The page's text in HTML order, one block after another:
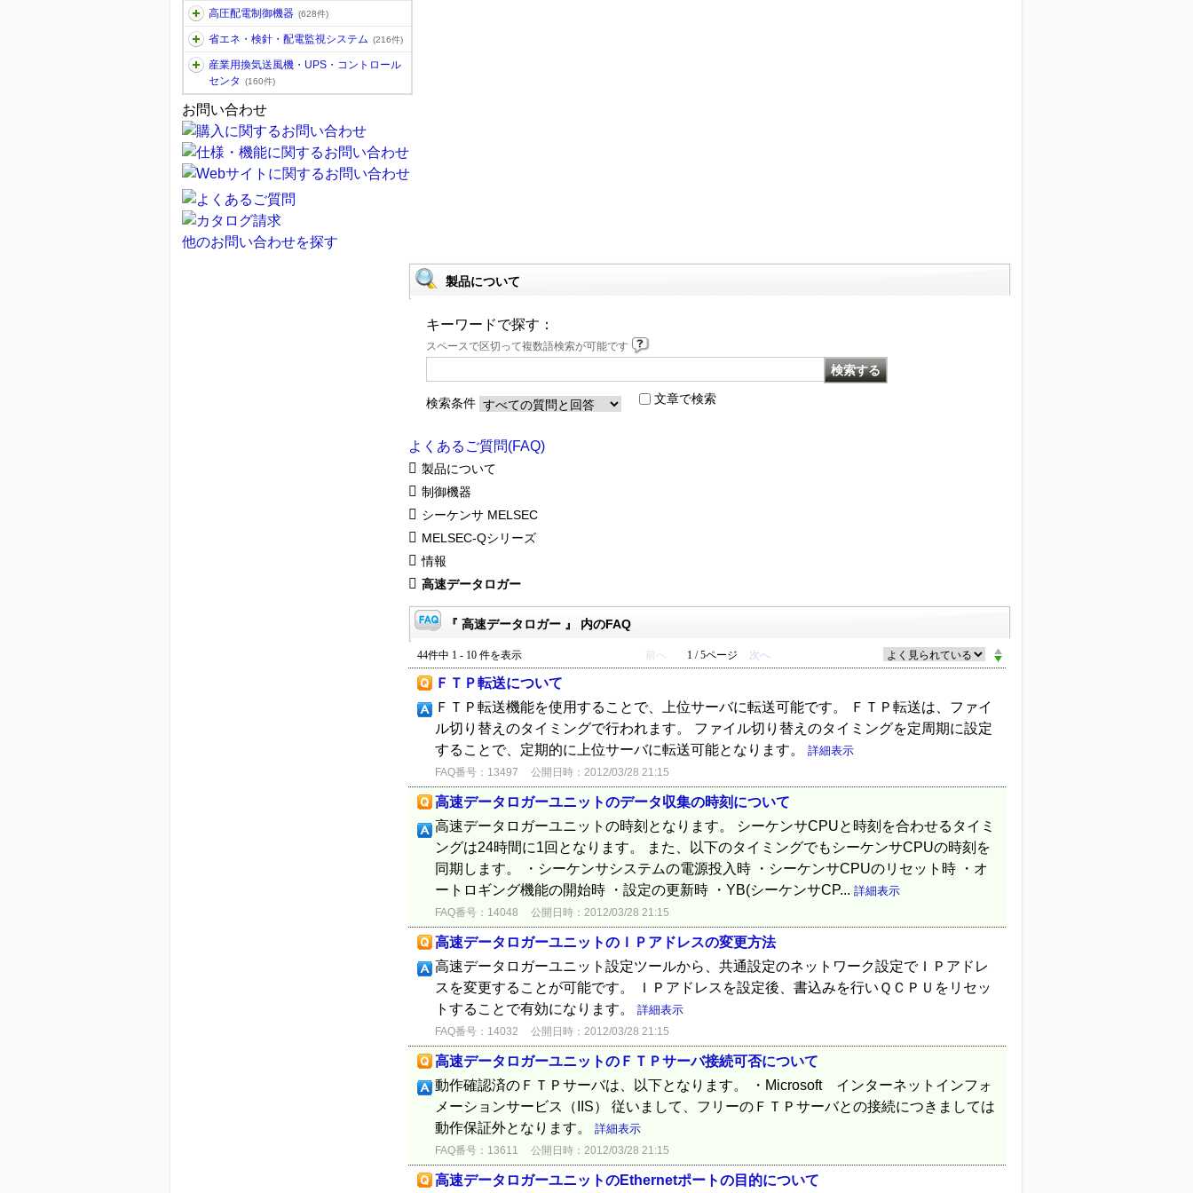
高圧配電制御機器 (628件)
省エネ・検針・配電監視システム (216件)
産業用換気送風機・UPS・コントロール
センタ
(160件)
お問い合わせ
他のお問い合わせを探す
製品について
キーワードで探す：
スペースで区切って複数語検索が可能です
検索条件 文章で検索
よくあるご質問(FAQ)
製品について
制御機器
シーケンサ MELSEC
MELSEC-Qシリーズ
情報
高速データロガー
『 高速データロガー 』 内のFAQ
44件中 1 - 10 件を表示 前へ 1 / 5ページ 次へ
ＦＴＰ転送について
ＦＴＰ転送機能を使用することで、上位サーバに転送可能です。 ＦＴＰ転送は、ファイ
ル切り替えのタイミングで行われます。 ファイル切り替えのタイミングを定周期に設定
することで、定期的に上位サーバに転送可能となります。 詳細表示
FAQ番号：13497 公開日時：2012/03/28 21:15
高速データロガーユニットのデータ収集の時刻について
高速データロガーユニットの時刻となります。 シーケンサCPUと時刻を合わせるタイミ
ングは24時間に1回となります。 また、以下のタイミングでもシーケンサCPUの時刻を
同期します。 ・シーケンサシステムの電源投入時 ・シーケンサCPUのリセット時 ・オ
ートロギング機能の開始時 ・設定の更新時 ・YB(シーケンサCP... 詳細表示
FAQ番号：14048 公開日時：2012/03/28 21:15
高速データロガーユニットのＩＰアドレスの変更方法
高速データロガーユニット設定ツールから、共通設定のネットワーク設定でＩＰアドレ
スを変更することが可能です。 ＩＰアドレスを設定後、書込みを行いＱＣＰＵをリセッ
トすることで有効になります。 詳細表示
FAQ番号：14032 公開日時：2012/03/28 21:15
高速データロガーユニットのＦＴＰサーバ接続可否について
動作確認済のＦＴＰサーバは、以下となります。 ・Microsoft インターネットインフォ
メーションサービス（IIS） 従いまして、フリーのＦＴＰサーバとの接続につきましては
動作保証外となります。 詳細表示
FAQ番号：13611 公開日時：2012/03/28 21:15
高速データロガーユニットのEthernetポートの目的について